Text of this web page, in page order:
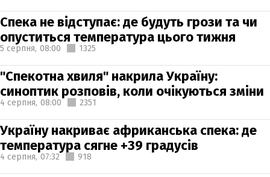
Спека не відступає: де будуть грози та чи
опуститься температура цього тижня
5 серпня, 08:00 1325
"Спекотна хвиля" накрила Україну:
синоптик розповів, коли очікуються зміни
4 серпня, 08:00 2351
Україну накриває африканська спека: де
температура сягне +39 градусів
4 серпня, 07:32 918